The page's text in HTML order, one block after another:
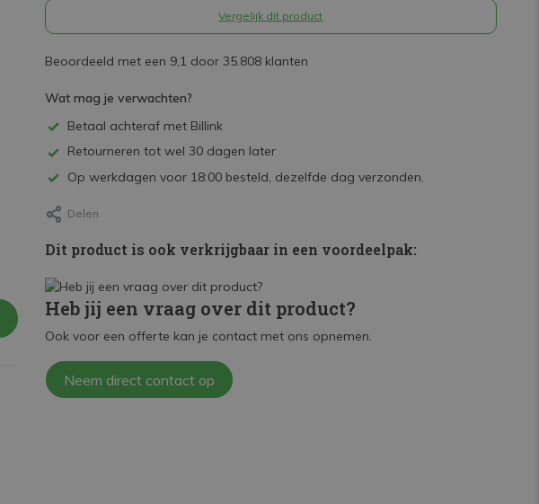
Vergelijk dit product
Beoordeeld met een 9,1 door 35.808 klanten
Wat mag je verwachten?
Betaal achteraf met Billink
Retourneren tot wel 30 dagen later
Op werkdagen voor 18:00 besteld, dezelfde dag verzonden.
Delen
Dit product is ook verkrijgbaar in een voordeelpak:
Heb jij een vraag over dit product?
Ook voor een offerte kan je contact met ons opnemen.
Neem direct contact op